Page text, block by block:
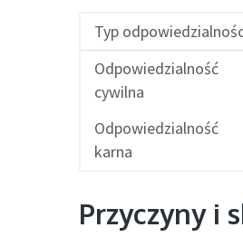
Typ
Odpowiedzialność
cywilna
Odpowiedzialność
karna
Przyczyny i